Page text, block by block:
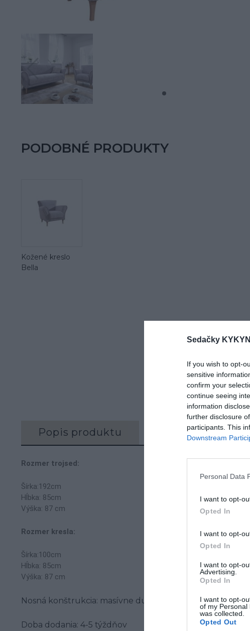
Sedačky
If you wish to opt-
sensitive
confirm your
continue seeing
information
further disclosure
participants. This
Downstream
Personal Data
I want to opt-
Opted In
I want to opt-
Opted In
I want to opt-
Advertising.
Opted In
I want to opt-
of my Personal
was collected.
Opted Out
PODOBNÉ PRODUKTY
Kožené kreslo
Bella
Popis produktu Recenzie (0)
Rozmer trojsed:
Šírka:192cm
Hĺbka: 85cm
Výška: 87 cm
Rozmer kresla:
Šírka:100cm
Hĺbka: 85cm
Výška: 87 cm
Nosná konštrukcia: masívne dubové drevo
Doba dodania: 4-5 týždňov